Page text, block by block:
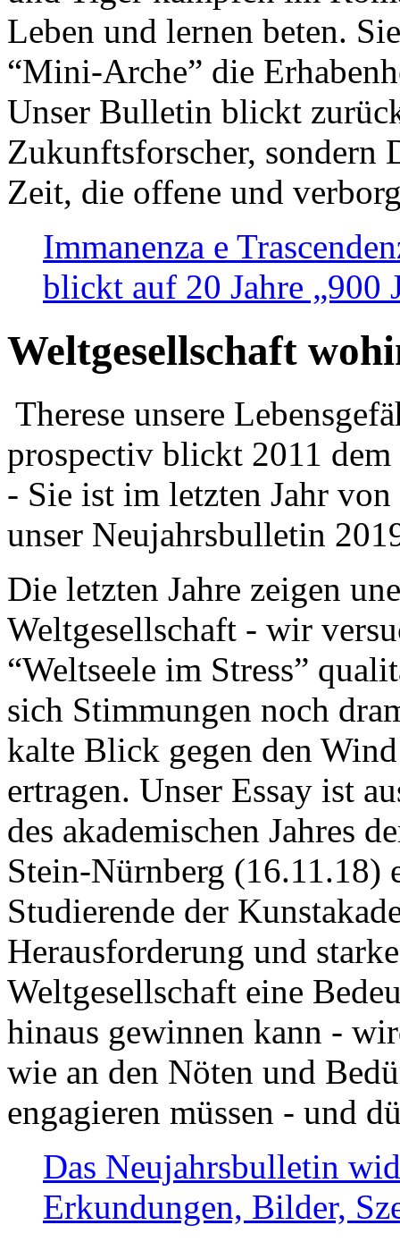
Leben und lernen beten.
“Mini-Arche” die
Unser Bulletin blickt
Zukunftsforscher, sondern
Zeit, die offene und
Immanenza e
blickt auf 20 Jahre „900
Weltgesellschaft
Therese unsere
prospectiv blickt 2011
- Sie ist im letzten Jahr
unser Neujahrsbulletin
Die letzten Jahre zeigen
Weltgesellschaft - wir
“Weltseele im Stress”
sich Stimmungen noch
kalte Blick gegen den
ertragen. Unser Essay ist
des akademischen Jahres
Stein-Nürnberg (16.11.18)
Studierende der
Herausforderung und
Weltgesellschaft eine
hinaus gewinnen kann -
wie an den Nöten und
engagieren müssen - und
Das Neujahrsbulletin
Erkundungen, Bilder,